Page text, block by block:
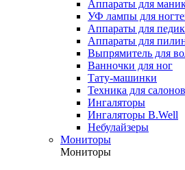
Аппараты для
УФ лампы для
Аппараты для
Аппараты для
Выпрямитель для
Ванночки для ног
Тату-машинки
Техника для
Ингаляторы
Ингаляторы B.Well
Небулайзеры
Мониторы
Мониторы